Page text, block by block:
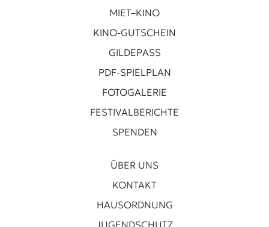
MIET–KINO
KINO-GUTSCHEIN
GILDEPASS
PDF-SPIELPLAN
FOTOGALERIE
FESTIVALBERICHTE
SPENDEN
ÜBER UNS
KONTAKT
HAUSORDNUNG